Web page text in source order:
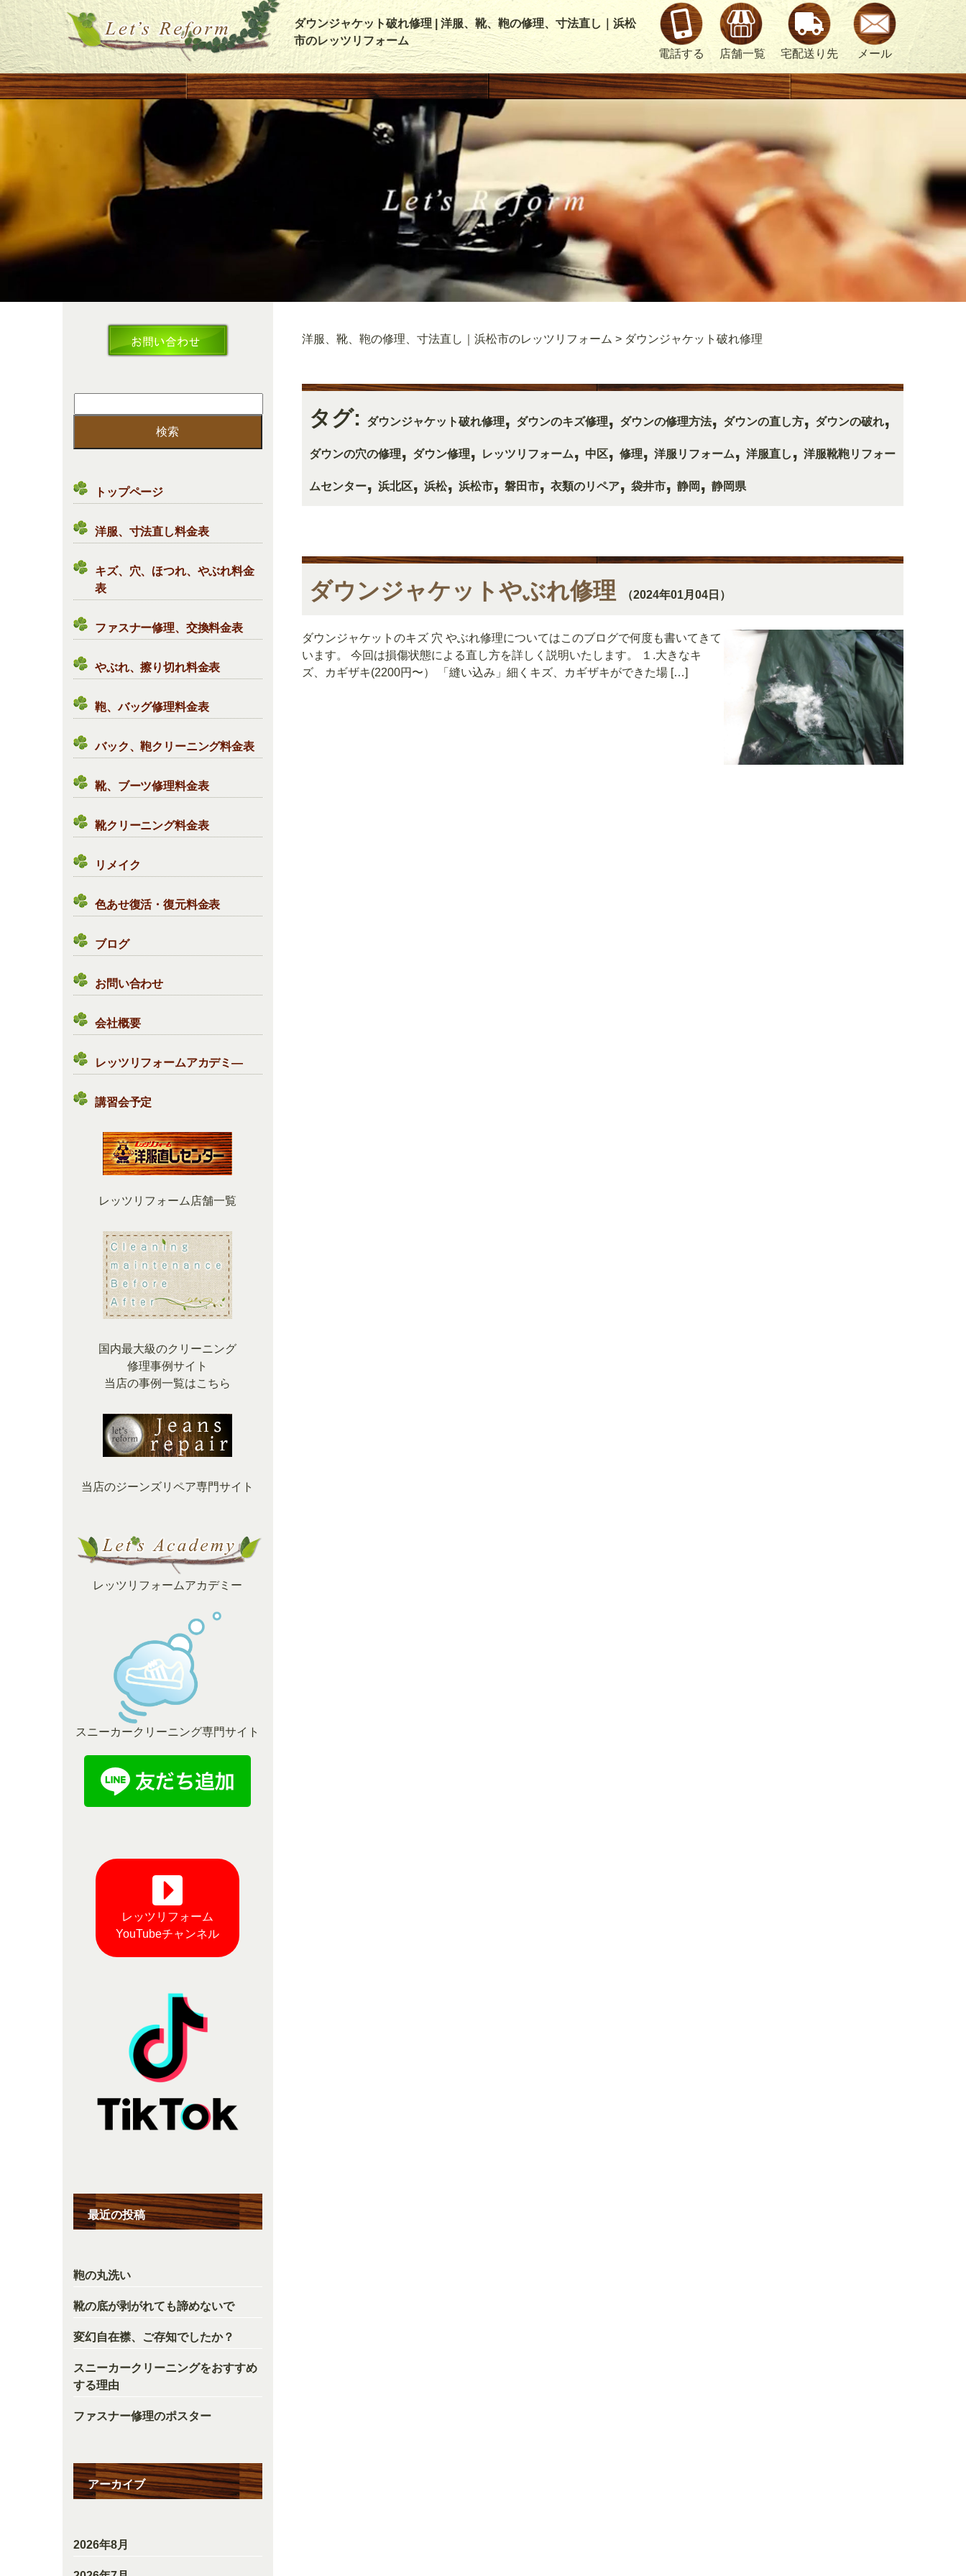
ダウンジャケット破れ修理 | 洋服、靴、鞄の修理、寸法直し｜浜松
市のレッツリフォーム
電話する
店舗一覧 宅配送り先 メール
索:
トップページ
洋服、寸法直し料金表
キズ、穴、ほつれ、やぶれ料金
表
ファスナー修理、交換料金表
やぶれ、擦り切れ料金表
鞄、バッグ修理料金表
バック、鞄クリーニング料金表
靴、ブーツ修理料金表
靴クリーニング料金表
リメイク
色あせ復活・復元料金表
ブログ
お問い合わせ
会社概要
レッツリフォームアカデミ―
講習会予定
レッツリフォーム店舗一覧
国内最大級のクリーニング
修理事例サイト
当店の事例一覧はこちら
当店のジーンズリペア専門サイト
レッツリフォームアカデミー
スニーカークリーニング専門サイト
レッツリフォーム
YouTubeチャンネル
最近の投稿
鞄の丸洗い
靴の底が剥がれても諦めないで
変幻自在襟、ご存知でしたか？
スニーカークリーニングをおすすめ
する理由
ファスナー修理のポスター
アーカイブ
2026年8月
洋服、靴、鞄の修理、寸法直し｜浜松市のレッツリフォーム > ダウンジャケット破れ修理
タグ: ダウンジャケット破れ修理, ダウンのキズ修理, ダウンの修理方法, ダウンの直し方, ダウンの破れ,
ダウンの穴の修理, ダウン修理, レッツリフォーム, 中区, 修理, 洋服リフォーム, 洋服直し , 洋服靴鞄リフォー
ムセンター, 浜北区, 浜松, 浜松市, 磐田市, 衣類のリペア, 袋井市, 静岡, 静岡県
ダウンジャケットやぶれ修理 （2024年01月04日）
ダウンジャケットのキズ 穴 やぶれ修理についてはこのブログで何度も書いてきて
います。 今回は損傷状態による直し方を詳しく説明いたします。 １.大きなキ
ズ、カギザキ(2200円〜） 「縫い込み」細くキズ、カギザキができた場 […]